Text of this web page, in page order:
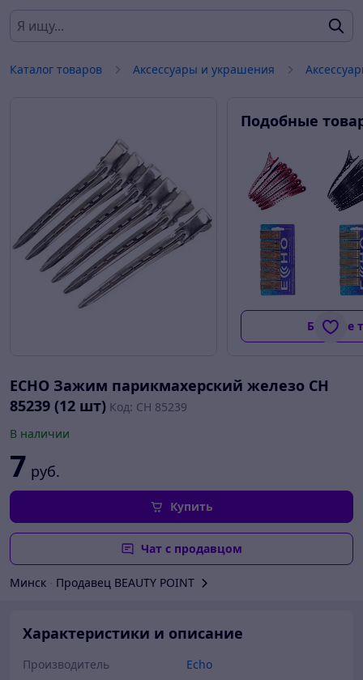
Каталог товаров Аксессуары и украшения
Подобные
Больше
ECHO Зажим парикмахерский железо CH
85239 (12 шт) Код: CH 85239
В наличии
7 руб.
Купить
Чат с продавцом
Минск Продавец BEAUTY POINT
Характеристики и описание
Производитель Echo